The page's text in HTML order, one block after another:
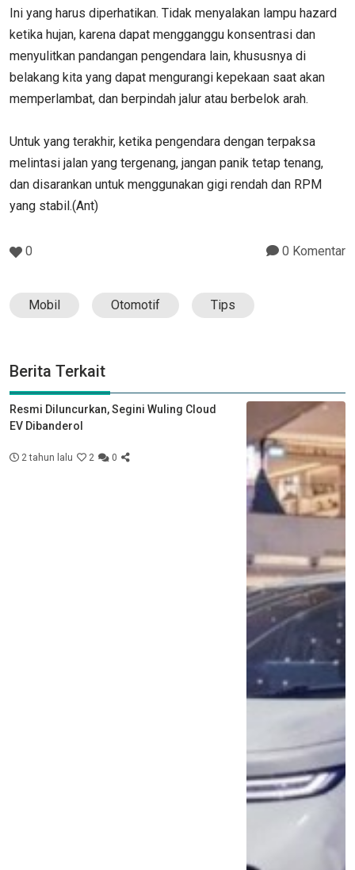
Ini yang harus diperhatikan. Tidak menyalakan lampu hazard
ketika hujan, karena dapat mengganggu konsentrasi dan
menyulitkan pandangan pengendara lain, khususnya di
belakang kita yang dapat mengurangi kepekaan saat akan
memperlambat, dan berpindah jalur atau berbelok arah.
Untuk yang terakhir, ketika pengendara dengan terpaksa
melintasi jalan yang tergenang, jangan panik tetap tenang,
dan disarankan untuk menggunakan gigi rendah dan RPM
yang stabil.(Ant)
0 0 Komentar
Mobil Otomotif Tips
Berita Terkait
Resmi Diluncurkan, Segini Wuling Cloud
EV Dibanderol
2 tahun lalu 2 0